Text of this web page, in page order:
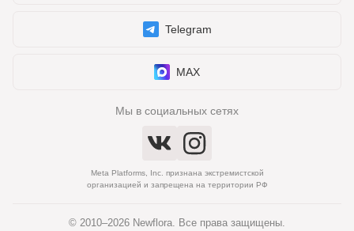
Telegram
MAX
Мы в социальных сетях
Meta Platforms, Inc. признана экстремистской
организацией и запрещена на территории РФ
© 2010–2026 Newflora. Все права защищены.